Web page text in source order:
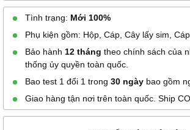
Tình trạng: Mới 100%
Phụ kiện gồm: Hộp, Cáp, Cây lấy sim,
Bảo hành 12 tháng theo chính sách của
thống ủy quyền toàn quốc.
Bao test 1 đổi 1 trong 30 ngày bao gồm
Giao hàng tận nơi trên toàn quốc. Ship